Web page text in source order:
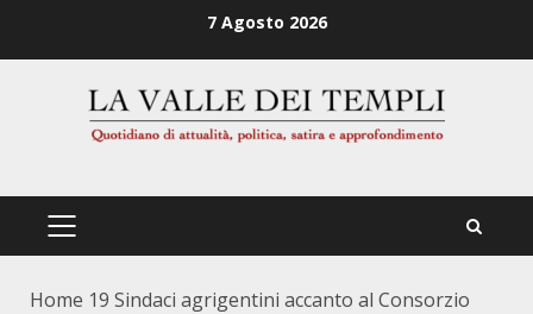
7 Agosto 2026
PRIMÄRES
Home 19 Sindaci agrigentini accanto al Consorzio